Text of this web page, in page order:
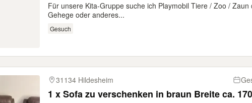
Für unsere Kita-Gruppe suche ich Playmobil Tiere / Zoo / Zaun
Gehege oder anderes...
Gesuch
31134 Hildesheim
1 x Sofa zu verschenken in braun Breite ca.